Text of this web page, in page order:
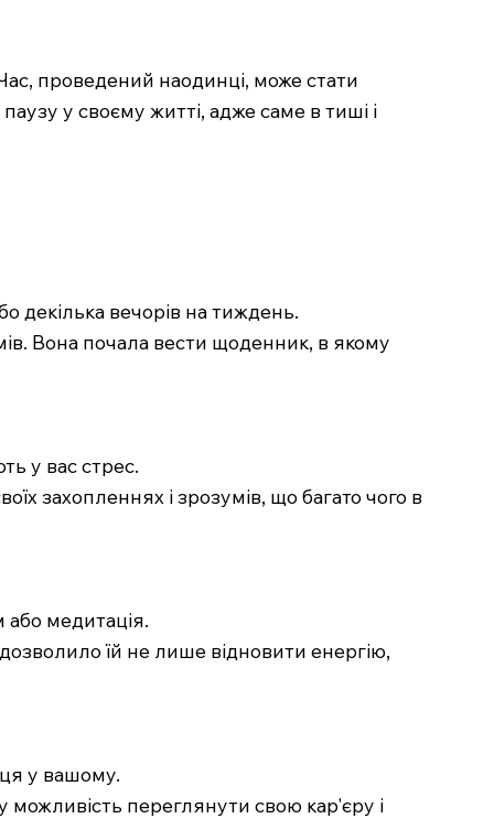
проведений наодинці, може стати
у своєму житті, адже саме в тиші і
декілька вечорів на тиждень.
Вона почала вести щоденник, в якому
у вас стрес.
захопленнях і зрозумів, що багато чого в
або медитація.
їй не лише відновити енергію,
у вашому.
можливість переглянути свою кар'єру і